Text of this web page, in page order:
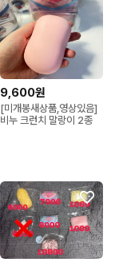
9,600원
[미개봉새상품,영상있음]
비누 크런치 말랑이 2종